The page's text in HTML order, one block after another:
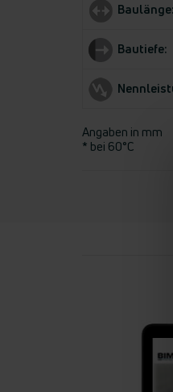
Baulänge:
Bautiefe:
Angaben in mm
* bei 60°C